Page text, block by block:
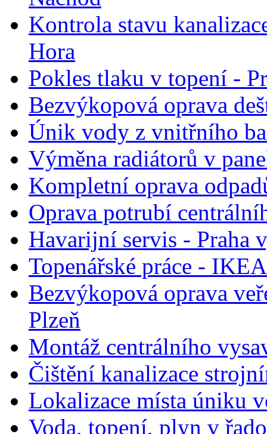
Kontrola stavu
Hora
Pokles tlaku v topení -
Bezvýkopová oprava
Únik vody z vnitřního
Výměna radiátorů v
Kompletní oprava
Oprava potrubí
Havarijní servis - Praha
Topenářské práce -
Bezvýkopová oprava
Plzeň
Montáž centrálního
Čištění kanalizace
Lokalizace místa úniku
Voda, topení, plyn v